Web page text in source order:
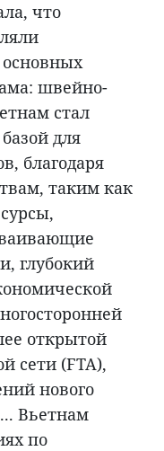
что
швейно-
стал
для
благодаря
таким как
глубокий
открытой
сети (FTA),
нового
Вьетнам
по